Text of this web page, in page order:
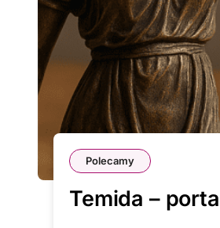
Polecamy
Temida –